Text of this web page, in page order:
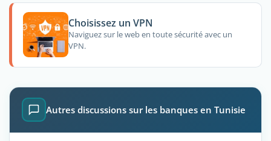
Choisissez un VPN
Naviguez sur le web en toute sécurité avec un
VPN.
Autres discussions sur les banques en Tunisie